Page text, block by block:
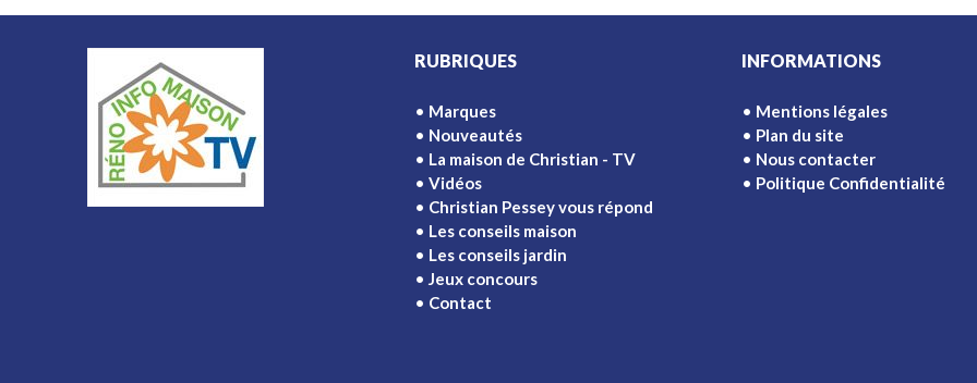
RUBRIQUES
Marques
Nouveautés
La maison de Christian - TV
Vidéos
Christian Pessey vous répond
Les conseils maison
Les conseils jardin
Jeux concours
Contact
INFORMATIONS
Mentions légales
Plan du site
Nous contacter
Politique Confidentialité